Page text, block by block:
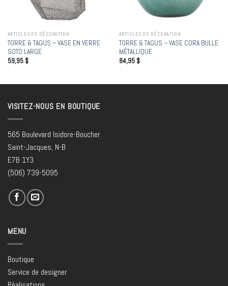
ARTICLES DE DÉCORATION
TORRE & TAGUS – VASE EN VERRE
SOTO LARGE
59,95 $
ARTICLES DE DÉCORATION
TORRE & TAGUS – VASE CORA BULLE
MÉTALLIQUE
84,95 $
VISITEZ-NOUS EN BOUTIQUE
565 Boulevard Isidore-Boucher
Saint-Jacques, N-B
E7B 1Y3
(506) 739-5095
MENU
Boutique
Service de designer